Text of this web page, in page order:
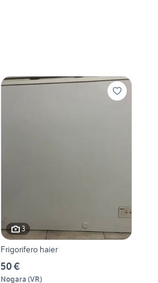
3
Frigorifero haier
50 €
Nogara (VR)